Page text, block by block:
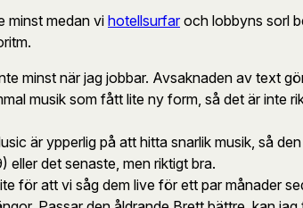
minst medan vi hotellsurfar och lobbyns sorl
minst när jag jobbar. Avsaknaden av text
musik som fått lite ny form, så det är inte
är ypperlig på att hitta snarlik musik, så
eller det senaste, men riktigt bra.
för att vi såg dem live för ett par månader